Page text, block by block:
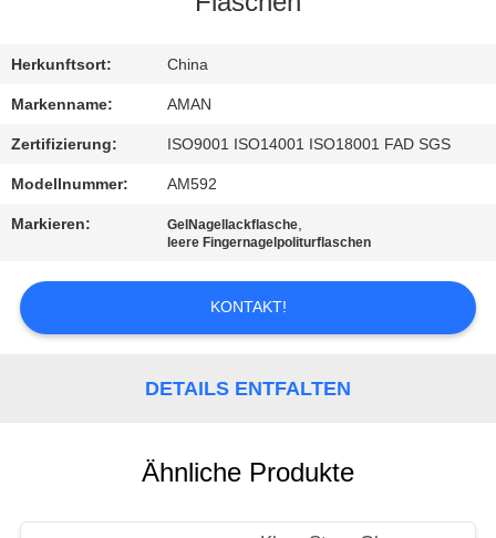
QUALITÄTSKONTROLLE
KONTAKT
MIT
NACHRICHT
ANGEBOT
ANFORDERN
Herkunftsort: China
Markenname: AMAN
Zertifizierung: ISO9001 ISO14001 ISO18001 FAD SGS
Modellnummer: AM592
Markieren: GelNagellackflasche,
leere Fingernagelpoliturflaschen
KONTAKT!
DETAILS ENTFALTEN
Ähnliche Produkte